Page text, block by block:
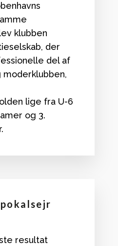
klubben
der
del af
moderklubben,
lige fra U-6
og 3.
resultat